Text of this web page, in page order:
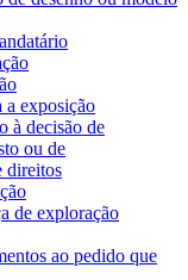
a exposição
à decisão de
ou de
direitos
de exploração
ao pedido que